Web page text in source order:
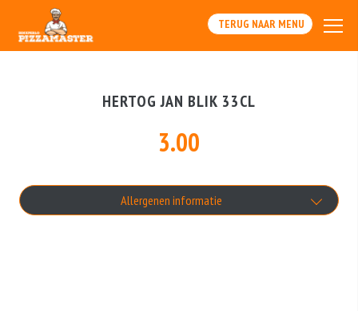
TERUG NAAR MENU
HERTOG JAN BLIK 33CL
3.00
Allergenen informatie